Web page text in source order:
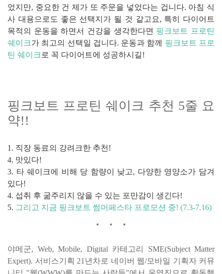
었지만, 중요한 건 제가 또 주문을 넣었다는 겁니다. 아침 식
사 대용으로도 좋은 선택지가 될 것 같고요, 특히 다이어트
목적의 운동을 하면서 건강을 생각한다면 핑크보트 프로틴
쉐이크가 최고의 선택일 겁니다. 운동과 함께 핑크보트 프로
틴 쉐이크 로 꼭 다이어트에 성공하시길!
핑크보트 프로틴 쉐이크 추천 5줄 요
약!!
1. 직장 동료의 강려크한 추천!
4. 맛있다!
3. 타 쉐이크에 비해 당 함량이 낮고, 다양한 영양소가 담겨
있다!
4. 섭취 후 굶주리지 않을 수 있는 포만감이 생긴다!
5. 그리고 지금 핑크보트 썸머페스타 프로모션 중! (7.3-7.16)
야메군, Web, Mobile, Digital 카테고리 SME(Subject Matter
Expert). 서비스기획 21년차로 네이버 웹/모바일 기획자 커뮤